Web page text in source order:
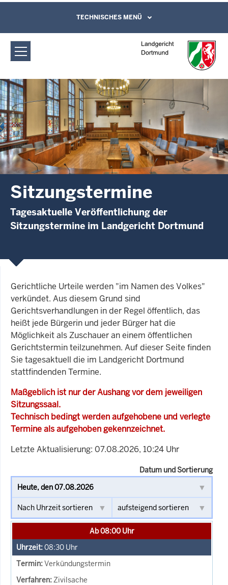
Landgericht Dortmund:
Sitzungstermine
Direkt zum Inhalt
Leichte Sprache, Gebärdensprachenvideo
und Kontaktformular
TECHNISCHES MENÜ
Sitzungstermine
Tagesaktuelle Veröffentlichung der
Sitzungstermine im Landgericht Dortmund
Gerichtliche Urteile werden "im Namen des Volkes"
verkündet. Aus diesem Grund sind
Gerichtsverhandlungen in der Regel öffentlich, das
heißt jede Bürgerin und jeder Bürger hat die
Möglichkeit als Zuschauer an einem öffentlichen
Gerichtstermin teilzunehmen. Auf dieser Seite finden
Sie tagesaktuell die im Landgericht Dortmund
stattfindenden Termine.
Maßgeblich ist nur der Aushang vor dem jeweiligen
Sitzungssaal.
Technisch bedingt werden aufgehobene und verlegte
Termine als aufgehoben gekennzeichnet.
Letzte Aktualisierung: 07.08.2026, 10:24 Uhr
Datum und Sortierung
Ab 08:00 Uhr
08:30 Uhr
Verkündungstermin
Zivilsache